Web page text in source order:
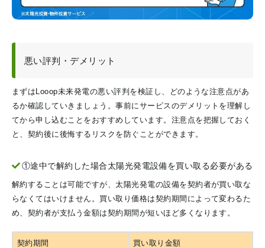
悪い評判・デメリット
まずはLooop未来発電の悪い評判を検証し、どのような注意点があ
るか確認していきましょう。事前にサービスのデメリットを理解し
てから申し込むことをおすすめしています。注意点を把握しておく
と、契約後に後悔するリスクを防ぐことができます。
①途中で解約した場合太陽光発電設備を買い取る必要がある
解約することは可能ですが、太陽光発電の設備を契約者が買い取な
らなくてはいけません。買い取り価格は契約期間によって変わるた
め、契約者が支払う金額は契約期間が短いほど多くなります。
契約期間 買い取り金額